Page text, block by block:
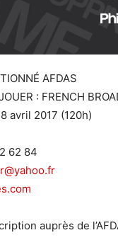
AFDAS
: FRENCH
avril 2017 (120h)
62 84
auprès de